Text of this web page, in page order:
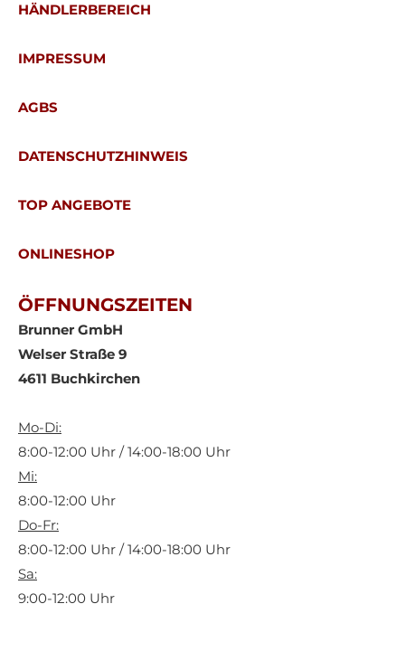
HÄNDLERBEREICH
IMPRESSUM
AGBS
DATENSCHUTZHINWEIS
TOP ANGEBOTE
ONLINESHOP
ÖFFNUNGSZEITEN
Brunner GmbH
Welser Straße 9
4611 Buchkirchen
Mo-Di:
8:00-12:00 Uhr / 14:00-18:00 Uhr
Mi:
8:00-12:00 Uhr
Do-Fr:
8:00-12:00 Uhr / 14:00-18:00 Uhr
Sa:
9:00-12:00 Uhr